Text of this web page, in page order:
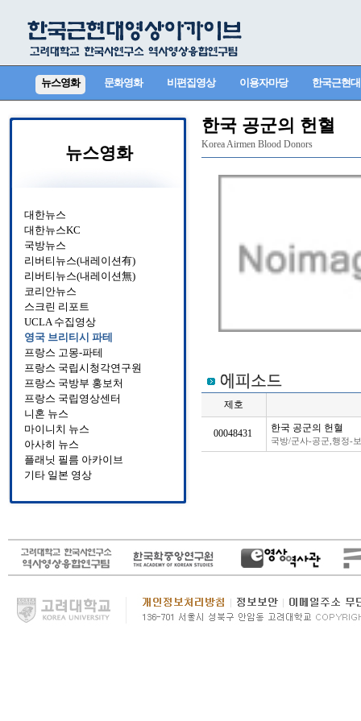
뉴스영화 문화영화 비편집영상 이용자마당 한국근현
뉴스영화
대한뉴스
대한뉴스KC
국방뉴스
리버티뉴스(내레이션有)
리버티뉴스(내레이션無)
코리안뉴스
스크린 리포트
UCLA 수집영상
영국 브리티시 파테
프랑스 고몽-파테
프랑스 국립시청각연구원
프랑스 국방부 홍보처
프랑스 국립영상센터
니혼 뉴스
마이니치 뉴스
아사히 뉴스
플래닛 필름 아카이브
기타 일본 영상
한국 공군의 헌혈
Korea Airmen Blood Donors
제호
00048431. 한국 공군의 헌혈
국방/군사-공군,행정-